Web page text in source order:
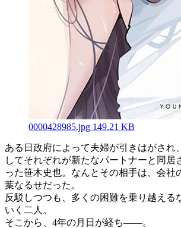
0000428985.jpg 149.21 KB
ある日政府によって夫婦が引きはがされ
してそれぞれが新たなパートナーと同居
った笹木史也。なんとその相手は、会社
葉なるせだった。
反駁しつつも、多くの困難を乗り越える
いく二人。
そこから、4年の月日が経ち――。